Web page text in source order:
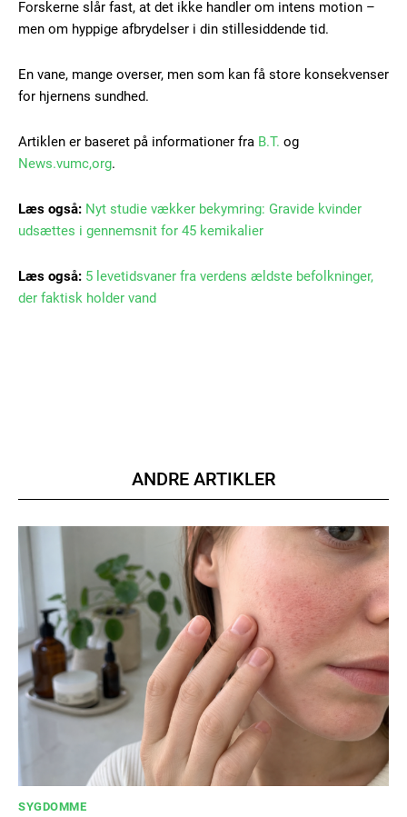
Nullam eu erat condimentum
Donec quis est ac felis
Member full access
100DKK
Orci varius natoque dolor
MONTHLY PRICING
Forskerne slår fast, at det ikke handler om intens motion –
men om hyppige afbrydelser i din stillesiddende tid.
En vane, mange overser, men som kan få store konsekvenser
for hjernens sundhed.
Artiklen er baseret på informationer fra B.T. og
News.vumc,org.
Læs også: Nyt studie vækker bekymring: Gravide kvinder
udsættes i gennemsnit for 45 kemikalier
Læs også: 5 levetidsvaner fra verdens ældste befolkninger,
der faktisk holder vand
ANDRE ARTIKLER
SYGDOMME